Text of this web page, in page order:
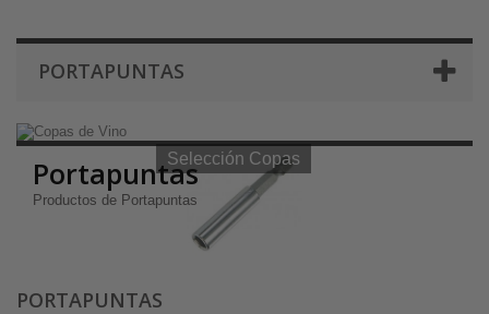
PORTAPUNTAS
Selección Copas de Vino y Champagne
Selección Copas
Portapuntas
Productos de Portapuntas
PORTAPUNTAS